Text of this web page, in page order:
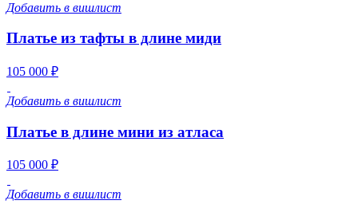
Добавить в вишлист
Платье из тафты в длине миди
105 000 ₽
Добавить в вишлист
Платье в длине мини из атласа
105 000 ₽
Добавить в вишлист